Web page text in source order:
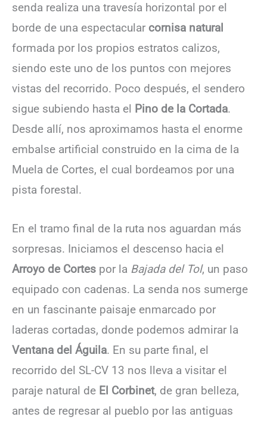
senda realiza una travesía horizontal por el
borde de una espectacular cornisa natural
formada por los propios estratos calizos,
siendo este uno de los puntos con mejores
vistas del recorrido. Poco después, el sendero
sigue subiendo hasta el Pino de la Cortada.
Desde allí, nos aproximamos hasta el enorme
embalse artificial construido en la cima de la
Muela de Cortes, el cual bordeamos por una
pista forestal.
En el tramo final de la ruta nos aguardan más
sorpresas. Iniciamos el descenso hacia el
Arroyo de Cortes por la Bajada del Tol, un paso
equipado con cadenas. La senda nos sumerge
en un fascinante paisaje enmarcado por
laderas cortadas, donde podemos admirar la
Ventana del Águila. En su parte final, el
recorrido del SL-CV 13 nos lleva a visitar el
paraje natural de El Corbinet, de gran belleza,
antes de regresar al pueblo por las antiguas